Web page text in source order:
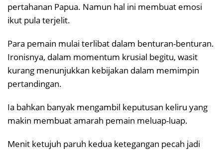
pertahanan Papua. Namun hal ini membuat emosi
ikut pula terjelit.
Para pemain mulai terlibat dalam benturan-benturan.
Ironisnya, dalam momentum krusial begitu, wasit
kurang menunjukkan kebijakan dalam memimpin
pertandingan.
Ia bahkan banyak mengambil keputusan keliru yang
makin membuat amarah pemain meluap-luap.
Menit ketujuh paruh kedua ketegangan pecah jadi